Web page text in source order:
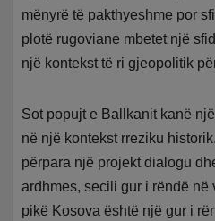
mënyrë të pakthyeshme por
plotë rugoviane mbetet një
një kontekst të ri gjeopolitik
Sot popujt e Ballkanit kanë
në një kontekst rreziku
përpara një projekt dialogu
ardhmes, secili gur i rëndë në
pikë Kosova është një gur i